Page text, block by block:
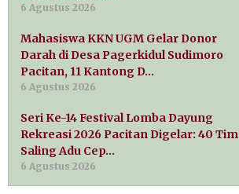
6 Agustus 2026
Mahasiswa KKN UGM Gelar Donor
Darah di Desa Pagerkidul Sudimoro
Pacitan, 11 Kantong D…
6 Agustus 2026
Seri Ke-14 Festival Lomba Dayung
Rekreasi 2026 Pacitan Digelar: 40 Tim
Saling Adu Cep…
6 Agustus 2026